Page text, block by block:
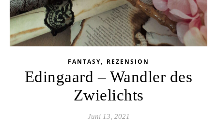
FANTASY, REZENSION
Edingaard – Wandler des
Zwielichts
Juni 13, 2021